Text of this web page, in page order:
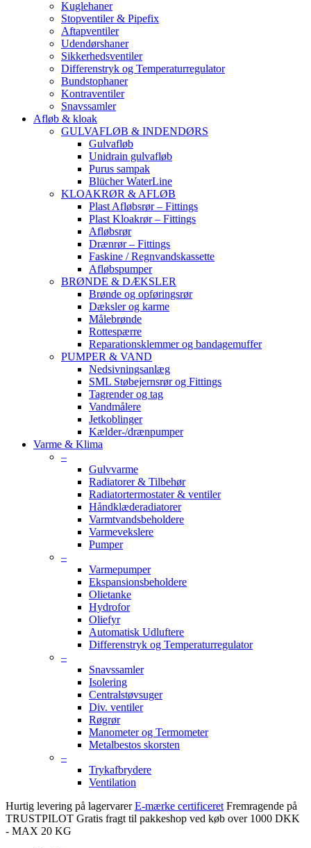
Kuglehaner
Stopventiler & Pipefix
Aftapventiler
Udendørshaner
Sikkerhedsventiler
Differenstryk og Temperaturregulator
Bundstophaner
Kontraventiler
Snavssamler
Afløb & kloak
GULVAFLØB & INDENDØRS
Gulvafløb
Unidrain gulvafløb
Purus sampak
Blücher WaterLine
KLOAKRØR & AFLØB
Plast Afløbsrør – Fittings
Plast Kloakrør – Fittings
Afløbsrør
Drænrør – Fittings
Faskine / Regnvandskassette
Afløbspumper
BRØNDE & DÆKSLER
Brønde og opføringsrør
Dæksler og karme
Målebrønde
Rottespærre
Reparationsklemmer og bandagemuffer
PUMPER & VAND
Nedsivningsanlæg
SML Støbejernsrør og Fittings
Tagrender og tag
Vandmålere
Jetkoblinger
Kælder-/drænpumper
Varme & Klima
–
Gulvvarme
Radiatorer & Tilbehør
Radiatortermostater & ventiler
Håndklæderadiatorer
Varmtvandsbeholdere
Varmevekslere
Pumper
–
Varmepumper
Ekspansionsbeholdere
Olietanke
Hydrofor
Oliefyr
Automatisk Udluftere
Differenstryk og Temperaturregulator
–
Snavssamler
Isolering
Centralstøvsuger
Div. ventiler
Røgrør
Manometer og Termometer
Metalbestos skorsten
–
Trykafbrydere
Ventilation
Hurtig levering på lagervarer E-mærke certificeret Fremragende på
TRUSTPILOT Gratis fragt til pakkeshop ved køb over 1000 DKK
- MAX 20 KG